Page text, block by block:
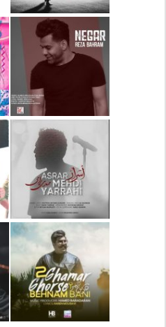
دانلود آلبوم جدید سیروان
خسروی بنام مونولوگ
دانلود آهنگ جدید رضا
بهرام بنام نگار
دانلود آهنگ جدید مهدی
یراحی بنام اسرار